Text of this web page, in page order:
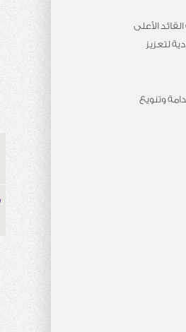
الأعلى
لتعزيز
وتنويع